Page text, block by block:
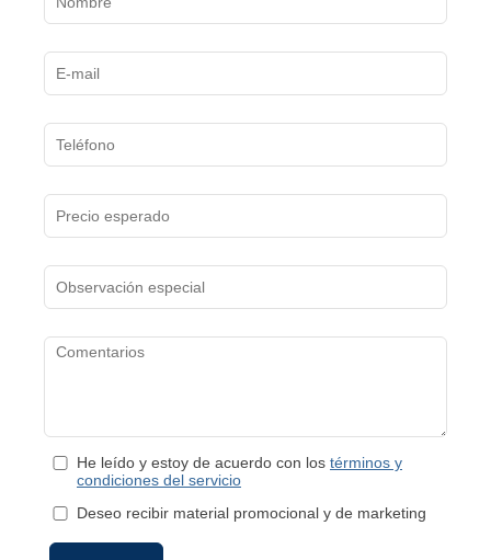
He leído y estoy de acuerdo con los términos y
condiciones del servicio
Deseo recibir material promocional y de marketing